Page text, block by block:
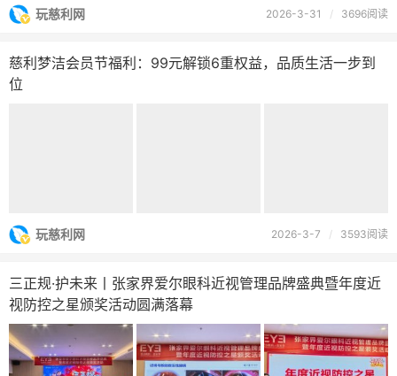
玩慈利网 2026-3-31 / 3696阅读
慈利梦洁会员节福利：99元解锁6重权益，品质生活一步到
位
玩慈利网 2026-3-7 / 3593阅读
三正规·护未来丨张家界爱尔眼科近视管理品牌盛典暨年度近
视防控之星颁奖活动圆满落幕